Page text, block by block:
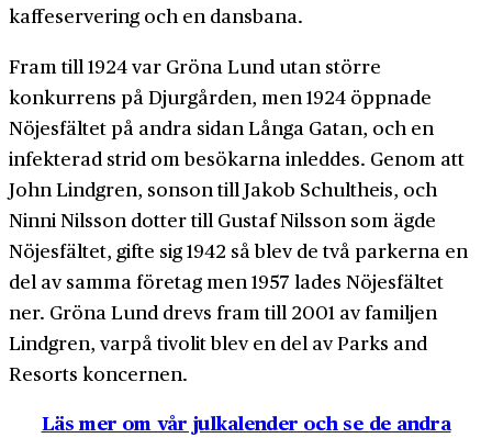
kaffeservering och en dansbana.
Fram till 1924 var Gröna Lund utan större
konkurrens på Djurgården, men 1924 öppnade
Nöjesfältet på andra sidan Långa Gatan, och en
infekterad strid om besökarna inleddes. Genom att
John Lindgren, sonson till Jakob Schultheis, och
Ninni Nilsson dotter till Gustaf Nilsson som ägde
Nöjesfältet, gifte sig 1942 så blev de två parkerna en
del av samma företag men 1957 lades Nöjesfältet
ner. Gröna Lund drevs fram till 2001 av familjen
Lindgren, varpå tivolit blev en del av Parks and
Resorts koncernen.
Läs mer om vår julkalender och se de andra